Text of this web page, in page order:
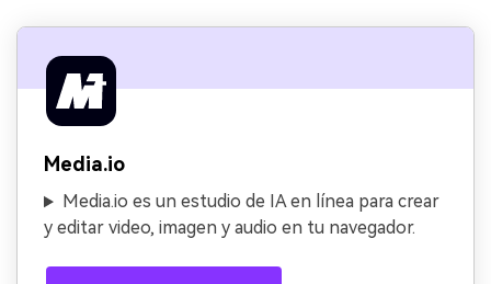
Media.io
Media.io es un estudio de IA en línea para crear
y editar video, imagen y audio en tu navegador.